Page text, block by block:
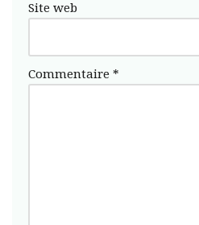
Site web
Commentaire *